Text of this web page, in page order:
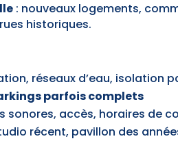
: nouveaux logements,
historiques.
réseaux d’eau, isolation
parfois complets
sonores, accès, horaires de
récent, pavillon des